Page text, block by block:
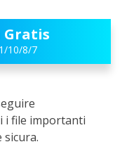
Gratis
10/8/7
i file importanti